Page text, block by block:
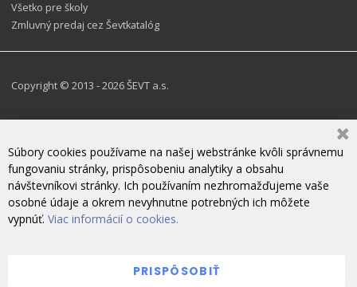
Všetko pre školy
Zmluvný predaj cez Ševtkatalóg
Copyright © 2013 - 2026 ŠEVT a.s.
Súbory cookies používame na našej webstránke kvôli správnemu
fungovaniu stránky, prispôsobeniu analytiky a obsahu
návštevníkovi stránky. Ich používaním nezhromažďujeme vaše
osobné údaje a okrem nevyhnutne potrebných ich môžete
vypnúť. Viac informácií o cookies.
PRISPÔSOBIŤ